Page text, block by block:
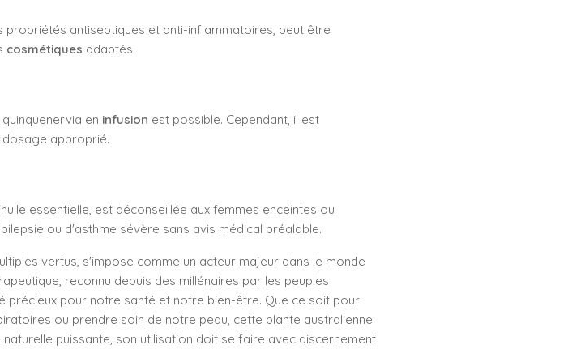
propriétés antiseptiques et anti-inflammatoires, peut être
cosmétiques adaptés.
en infusion est possible. Cependant, il est
approprié.
essentielle, est déconseillée aux femmes enceintes ou
ou d'asthme sévère sans avis médical préalable.
vertus, s'impose comme un acteur majeur dans le monde
reconnu depuis des millénaires par les peuples
pour notre santé et notre bien-être. Que ce soit pour
ou prendre soin de notre peau, cette plante australienne
puissante, son utilisation doit se faire avec discernement